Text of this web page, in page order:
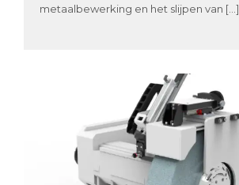
metaalbewerking en het slijpen van […]